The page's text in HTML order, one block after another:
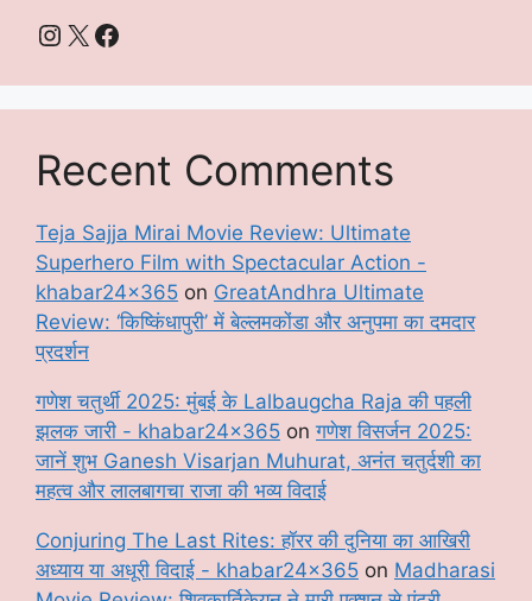
Instagram
X Facebook
Recent Comments
Teja Sajja Mirai Movie Review: Ultimate
Superhero Film with Spectacular Action -
khabar24x365 on GreatAndhra Ultimate
Review: ‘किष्किंधापुरी’ में बेल्लमकोंडा और अनुपमा का दमदार
प्रदर्शन
गणेश चतुर्थी 2025: मुंबई के Lalbaugcha Raja की पहली
झलक जारी - khabar24x365 onगणेश विसर्जन 2025:
जानें शुभ Ganesh Visarjan Muhurat, अनंत चतुर्दशी का
महत्व और लालबागचा राजा की भव्य विदाई
Conjuring The Last Rites: हॉरर की दुनिया का आखिरी
अध्याय या अधूरी विदाई - khabar24x365 on Madharasi